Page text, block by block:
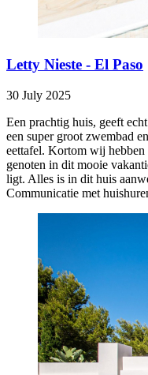
Letty Nieste - El Paso
30 July 2025
Een prachtig huis, geeft
een super groot zwembad
eettafel. Kortom wij
genoten in dit mooie
ligt. Alles is in dit huis
Communicatie met